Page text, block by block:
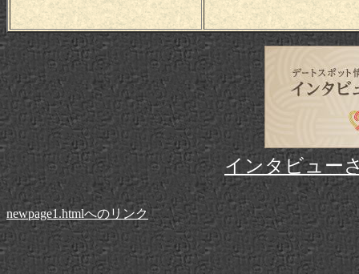
インタビュー
newpage1.htmlへのリンク